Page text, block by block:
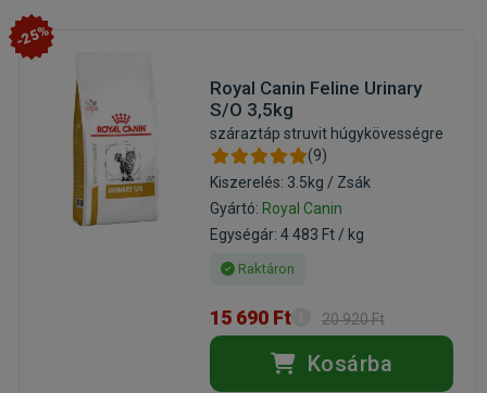
-25%
Royal Canin Feline Urinary
S/O 3,5kg
száraztáp struvit húgykövességre
(9)
Kiszerelés: 3.5kg / Zsák
Gyártó: Royal Canin
Egységár: 4 483 Ft / kg
Raktáron
15 690 Ft 20 920 Ft
Kosárba